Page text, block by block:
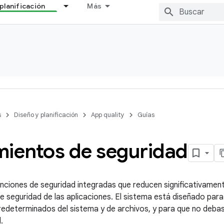
Más
Diseño y planificación App quality Guías
de seguridad
de seguridad integradas que reducen
seguridad de las aplicaciones. El sistema está diseñado
del sistema y de archivos, y para que no